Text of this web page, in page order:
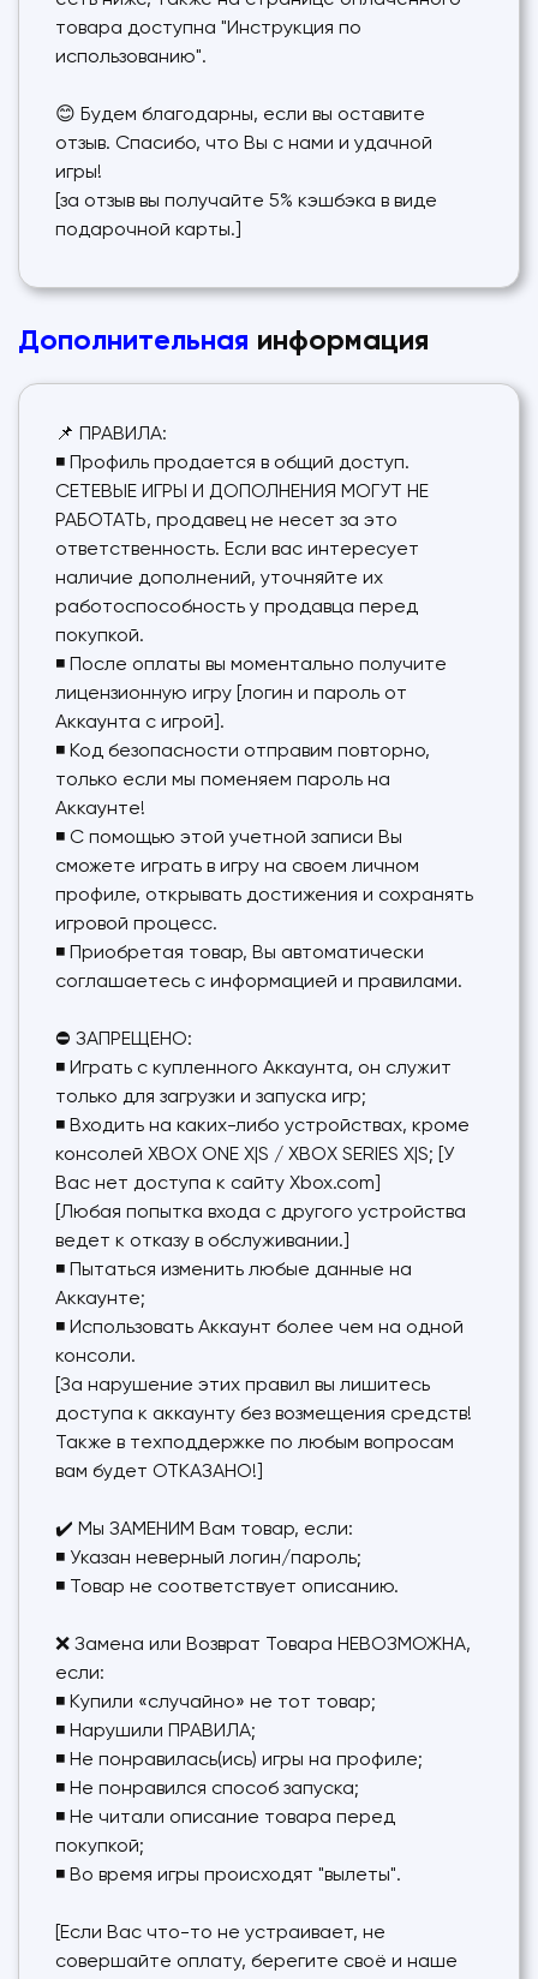
товара доступна "Инструкция по
использованию".
😊 Будем благодарны, если вы оставите
отзыв. Спасибо, что Вы с нами и удачной
игры!
[за отзыв вы получайте 5% кэшбэка в виде
подарочной карты.]
Дополнительная информация
📌 ПРАВИЛА:
◾ Профиль продается в общий доступ.
СЕТЕВЫЕ ИГРЫ И ДОПОЛНЕНИЯ МОГУТ НЕ
РАБОТАТЬ, продавец не несет за это
ответственность. Если вас интересует
наличие дополнений, уточняйте их
работоспособность у продавца перед
покупкой.
◾ После оплаты вы моментально получите
лицензионную игру [логин и пароль от
Аккаунта с игрой].
◾ Код безопасности отправим повторно,
только если мы поменяем пароль на
Аккаунте!
◾ C помощью этой учетной записи Вы
сможете играть в игру на своем личном
профиле, открывать достижения и сохранять
игровой процесс.
◾ Приобретая товар, Вы автоматически
соглашаетесь с информацией и правилами.
⛔ ЗАПРЕЩЕНО:
◾ Играть с купленного Аккаунта, он служит
только для загрузки и запуска игр;
◾ Входить на каких-либо устройствах, кроме
консолей XBOX ONE X|S / XBOX SERIES X|S; [У
Вас нет доступа к сайту Xbox.com]
[Любая попытка входа с другого устройства
ведет к отказу в обслуживании.]
◾ Пытаться изменить любые данные на
Аккаунте;
◾ Использовать Аккаунт более чем на одной
консоли.
[За нарушение этих правил вы лишитесь
доступа к аккаунту без возмещения средств!
Также в техподдержке по любым вопросам
вам будет ОТКАЗАНО!]
✔️ Мы ЗАМЕНИМ Вам товар, если:
◾ Указан неверный логин/пароль;
◾ Товар не соответствует описанию.
❌ Замена или Возврат Товара НЕВОЗМОЖНА,
если:
◾ Купили «случайно» не тот товар;
◾ Нарушили ПРАВИЛА;
◾ Не понравилась(ись) игры на профиле;
◾ Не понравился способ запуска;
◾ Не читали описание товара перед
покупкой;
◾ Во время игры происходят "вылеты".
[Если Вас что-то не устраивает, не
совершайте оплату, берегите своё и наше